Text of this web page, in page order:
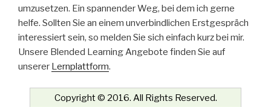
umzusetzen. Ein spannender Weg, bei dem ich gerne
helfe. Sollten Sie an einem unverbindlichen Erstgespräch
interessiert sein, so melden Sie sich einfach kurz bei mir.
Unsere Blended Learning Angebote finden Sie auf
unserer Lernplattform.
Copyright © 2016. All Rights Reserved.